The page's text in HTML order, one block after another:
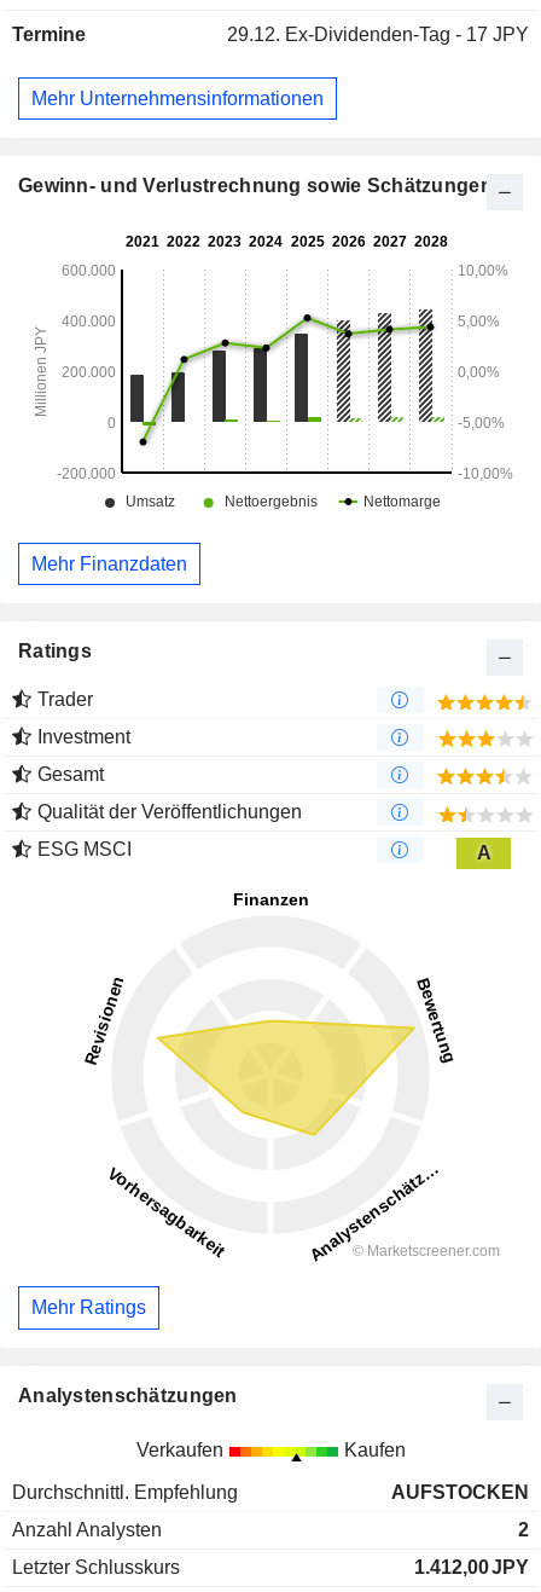
Geschäftsbereichen gehören Ersatzteile, Reparaturen,
Termine 29.12. Ex-Dividenden-Tag - 17 JPY
Mehr Unternehmensinformationen
Gewinn- und Verlustrechnung sowie Schätzungen
Mehr Finanzdaten
Ratings
Trader
Investment
Gesamt
Qualität der Veröffentlichungen
ESG MSCI
A
Mehr Ratings
Analystenschätzungen
Verkaufen Kaufen
Durchschnittl. Empfehlung
AUFSTOCKEN
Anzahl Analysten
2
Letzter Schlusskurs
1.412,00JPY